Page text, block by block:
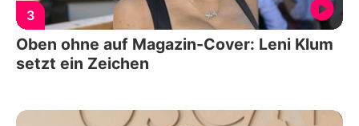
3
Oben ohne auf Magazin-Cover: Leni Klum
setzt ein Zeichen